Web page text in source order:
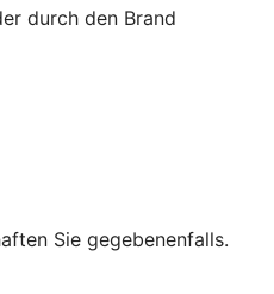
durch den Brand
Sie gegebenenfalls.